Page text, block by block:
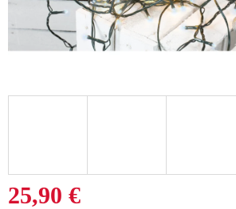
25,90 €